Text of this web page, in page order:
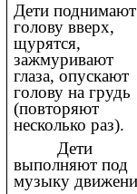
Дети поднимают
голову вверх,
щурятся,
зажмуривают
глаза, опускают
голову на грудь
(повторяют
несколько раз).
Дети
выполняют под
музыку